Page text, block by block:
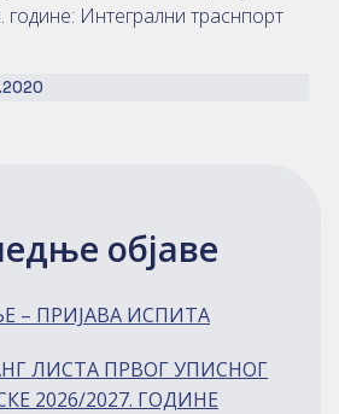
Интегрални траснпорт
објаве
– ПРИЈАВА ИСПИТА
ЛИСТА ПРВОГ УПИСНОГ
2026/2027. ГОДИНЕ